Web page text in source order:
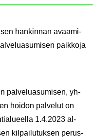
han­kin­nan avaa­mi­
paik­ko­ja
pal­ve­lua­su­mi­sen, yh­
hoi­don pal­ve­lut on
1.4.2023 al­
kil­pai­lu­tuk­sen pe­rus­